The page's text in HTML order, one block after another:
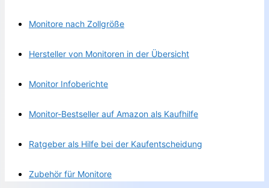
Monitore nach Zollgröße
Hersteller von Monitoren in der Übersicht
Monitor Infoberichte
Monitor-Bestseller auf Amazon als Kaufhilfe
Ratgeber als Hilfe bei der Kaufentscheidung
Zubehör für Monitore